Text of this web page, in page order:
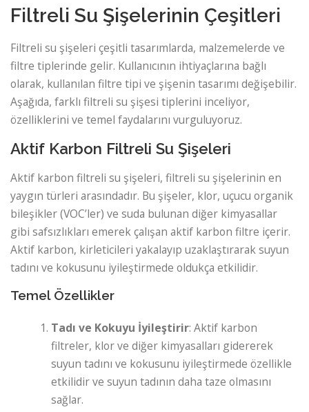
Filtreli Su Şişelerinin Çeşitleri
Filtreli su şişeleri çeşitli tasarımlarda, malzemelerde ve
filtre tiplerinde gelir. Kullanıcının ihtiyaçlarına bağlı
olarak, kullanılan filtre tipi ve şişenin tasarımı değişebilir.
Aşağıda, farklı filtreli su şişesi tiplerini inceliyor,
özelliklerini ve temel faydalarını vurguluyoruz.
Aktif Karbon Filtreli Su Şişeleri
Aktif karbon filtreli su şişeleri, filtreli su şişelerinin en
yaygın türleri arasındadır. Bu şişeler, klor, uçucu organik
bileşikler (VOC’ler) ve suda bulunan diğer kimyasallar
gibi safsızlıkları emerek çalışan aktif karbon filtre içerir.
Aktif karbon, kirleticileri yakalayıp uzaklaştırarak suyun
tadını ve kokusunu iyileştirmede oldukça etkilidir.
Temel Özellikler
Tadı ve Kokuyu İyileştirir: Aktif karbon
filtreler, klor ve diğer kimyasalları gidererek
suyun tadını ve kokusunu iyileştirmede özellikle
etkilidir ve suyun tadının daha taze olmasını
sağlar.